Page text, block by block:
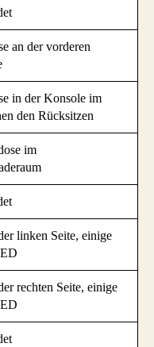
an der vorderen
in der Konsole im
den Rücksitzen
im
linken Seite, einige
rechten Seite, einige